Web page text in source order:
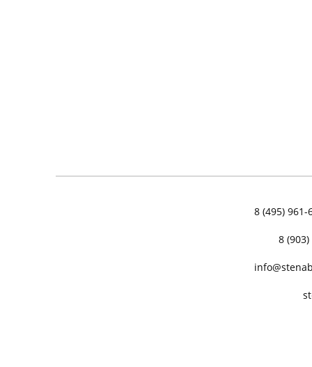
8 (495) 961-
8